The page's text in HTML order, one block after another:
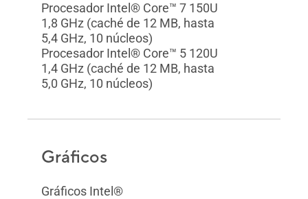
Procesador Intel® Core™ 7 150U
1,8 GHz (caché de 12 MB, hasta
5,4 GHz, 10 núcleos)
Procesador Intel® Core™ 5 120U
1,4 GHz (caché de 12 MB, hasta
5,0 GHz, 10 núcleos)
Gráficos
Gráficos Intel®